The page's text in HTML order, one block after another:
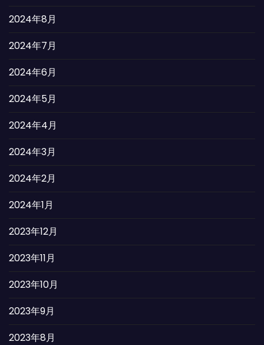
2024年8月
2024年7月
2024年6月
2024年5月
2024年4月
2024年3月
2024年2月
2024年1月
2023年12月
2023年11月
2023年10月
2023年9月
2023年8月